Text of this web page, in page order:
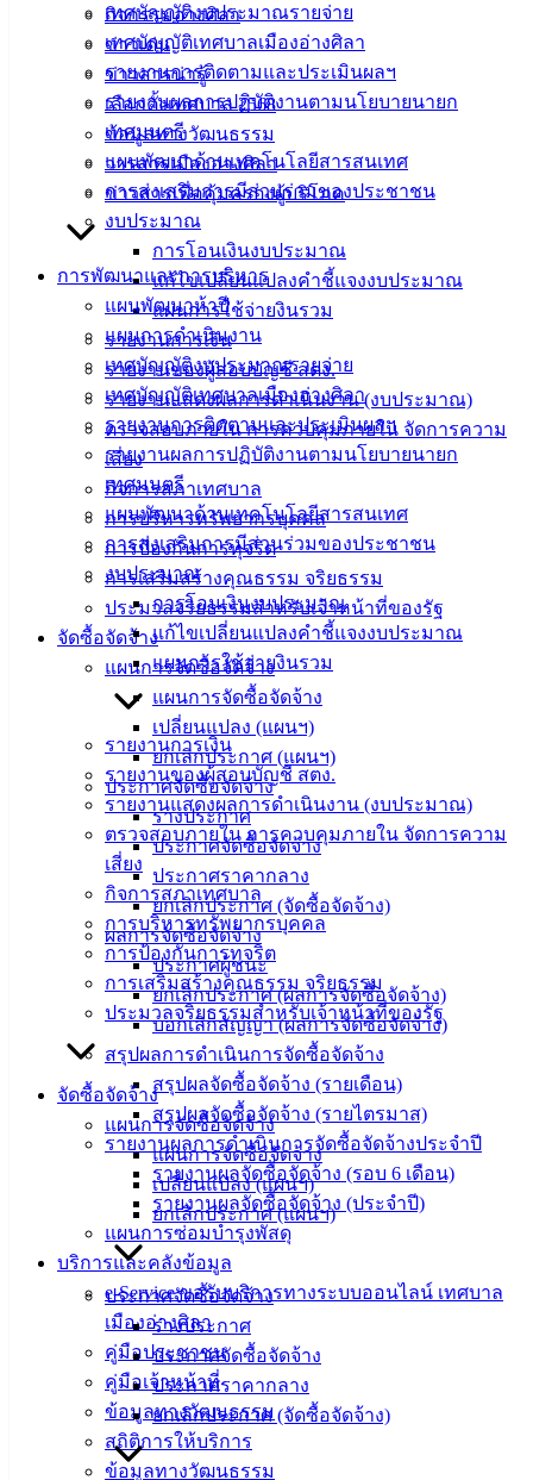
เทศบัญญัติงบประมาณรายจ่าย
เทศบัญญัติเทศบาลเมืองอ่างศิลา
รายงานการติดตามและประเมินผลฯ
รายงานผลการปฏิบัติงานตามนโยบายนายก
เทศมนตรี
แผนพัฒนาด้านเทคโนโลยีสารสนเทศ
การส่งเสริมการมีส่วนร่วมของประชาชน
งบประมาณ
การโอนเงินงบประมาณ
แก้ไขเปลี่ยนแปลงคำชี้แจงงบประมาณ
แผนการใช้จ่ายงินรวม
รายงานการเงิน
รายงานของผู้สอบบัญชี สตง.
รายงานแสดงผลการดำเนินงาน (งบประมาณ)
ตรวจสอบภายใน การควบคุมภายใน จัดการความ
เสี่ยง
กิจการสภาเทศบาล
การบริหารทรัพยากรบุคคล
การป้องกันการทุจริต
การเสริมสร้างคุณธรรม จริยธรรม
ประมวลจริยธรรมสำหรับเจ้าหน้าที่ของรัฐ
จัดซื้อจัดจ้าง
แผนการจัดซื้อจัดจ้าง
แผนการจัดซื้อจัดจ้าง
เปลี่ยนแปลง (แผนฯ)
ยกเลิกประกาศ (แผนฯ)
ประกาศจัดซื้อจัดจ้าง
ร่างประกาศ
ประกาศจัดซื้อจัดจ้าง
ประกาศราคากลาง
ยกเลิกประกาศ (จัดซื้อจัดจ้าง)
ผลการจัดซื้อจัดจ้าง
ประกาศผู้ชนะ
ยกเลิกประกาศ (ผลการจัดซื้อจัดจ้าง)
บอกเลิกสัญญา (ผลการจัดซื้อจัดจ้าง)
สรุปผลการดำเนินการจัดซื้อจัดจ้าง
สรุปผลจัดซื้อจัดจ้าง (รายเดือน)
สรุปผลจัดซื้อจัดจ้าง (รายไตรมาส)
รายงานผลการดำเนินการจัดซื้อจัดจ้างประจำปี
รายงานผลจัดซื้อจัดจ้าง (รอบ 6 เดือน)
รายงานผลจัดซื้อจัดจ้าง (ประจำปี)
แผนการซ่อมบำรุงพัสดุ
บริการและคลังข้อมูล
e-Service ขอรับบริการทางระบบออนไลน์ เทศบาล
เมืองอ่างศิลา
คู่มือประชาชน
คู่มือเจ้าหน้าที่
ข้อมูลทางวัฒนธรรม
สถิติการให้บริการ
ข้อมูลทางวัฒนธรรม
กิจกรรมอ่างศิลา
ข่าวเด่น
ข่าวสารน่ารู้
เลือกตั้งเทศบาล 2568
ข้อมูลทางวัฒนธรรม
วารสารเมืองอ่างศิลา
ข่าวสารเพื่อคุ้มครองผู้บริโภค
การพัฒนาและการบริหาร
แผนพัฒนาห้าปี
แผนการดำเนินงาน
เทศบัญญัติงบประมาณรายจ่าย
เทศบัญญัติเทศบาลเมืองอ่างศิลา
รายงานการติดตามและประเมินผลฯ
รายงานผลการปฏิบัติงานตามนโยบายนายก
เทศมนตรี
แผนพัฒนาด้านเทคโนโลยีสารสนเทศ
การส่งเสริมการมีส่วนร่วมของประชาชน
งบประมาณ
การโอนเงินงบประมาณ
แก้ไขเปลี่ยนแปลงคำชี้แจงงบประมาณ
แผนการใช้จ่ายงินรวม
รายงานการเงิน
รายงานของผู้สอบบัญชี สตง.
รายงานแสดงผลการดำเนินงาน (งบประมาณ)
ตรวจสอบภายใน การควบคุมภายใน จัดการความ
เสี่ยง
กิจการสภาเทศบาล
การบริหารทรัพยากรบุคคล
การป้องกันการทุจริต
การเสริมสร้างคุณธรรม จริยธรรม
ประมวลจริยธรรมสำหรับเจ้าหน้าที่ของรัฐ
จัดซื้อจัดจ้าง
แผนการจัดซื้อจัดจ้าง
แผนการจัดซื้อจัดจ้าง
เปลี่ยนแปลง (แผนฯ)
ยกเลิกประกาศ (แผนฯ)
ประกาศจัดซื้อจัดจ้าง
ร่างประกาศ
ประกาศจัดซื้อจัดจ้าง
ประกาศราคากลาง
ยกเลิกประกาศ (จัดซื้อจัดจ้าง)
เมืองอ่าง
สำนักงาน
เทศบาลเมือง
อ่างศิลา 90/338
ม.3 ต.เสม็ด
อ.เมือง จ.ชลบุรี
038-
142-100-104
บริการ
ประชาชน
ดาวน์โหลด
แบบ
เอกสาร
ประชาชน/
คู่มือการ
ปฏิบัติ
งาน
ข่าวสาร
ศุนย์
ข้อมูล
ข่าวสาร
อิเล็กทรอนิกส์
องค์
ความรู้
(Knowledge
Management)
สายตรง
ประวัติ
เทศบาล
ผู้บริหาร
หัวหน้า